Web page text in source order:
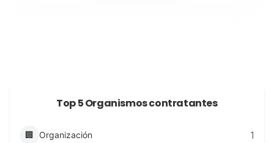
Top 5 Organismos contratantes
🏢 Organización 1